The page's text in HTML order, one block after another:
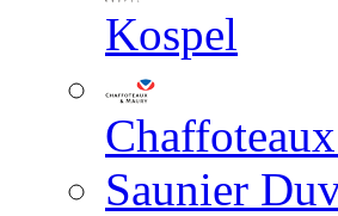
Kospel
Saunier